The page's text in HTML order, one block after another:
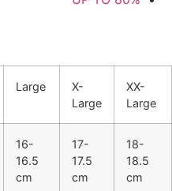
Large
X-
Large
XX-
Large
16-
16.5
cm
17-
17.5
cm
18-
18.5
cm